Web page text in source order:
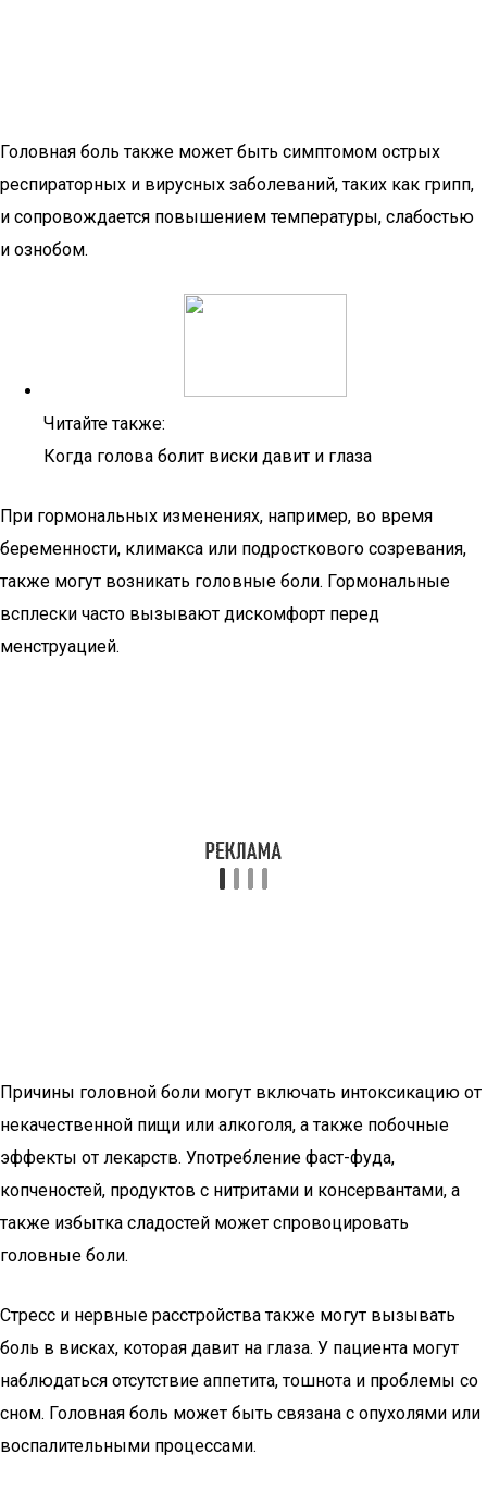
Головная боль также может быть симптомом острых
респираторных и вирусных заболеваний, таких как грипп,
и сопровождается повышением температуры, слабостью
и ознобом.
Читайте также:
Когда голова болит виски давит и глаза
При гормональных изменениях, например, во время
беременности, климакса или подросткового созревания,
также могут возникать головные боли. Гормональные
всплески часто вызывают дискомфорт перед
менструацией.
Причины головной боли могут включать интоксикацию от
некачественной пищи или алкоголя, а также побочные
эффекты от лекарств. Употребление фаст-фуда,
копченостей, продуктов с нитритами и консервантами, а
также избытка сладостей может спровоцировать
головные боли.
Стресс и нервные расстройства также могут вызывать
боль в висках, которая давит на глаза. У пациента могут
наблюдаться отсутствие аппетита, тошнота и проблемы со
сном. Головная боль может быть связана с опухолями или
воспалительными процессами.